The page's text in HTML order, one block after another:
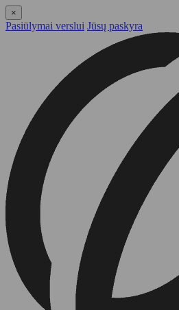
×
Pasiūlymai verslui Jūsų paskyra